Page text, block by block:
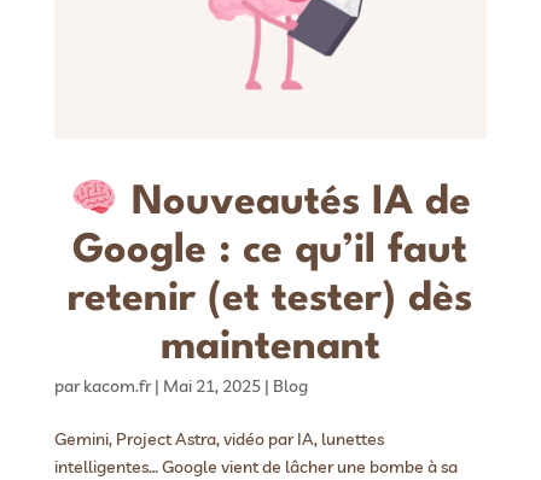
Nouveautés IA de
Google : ce qu’il faut
retenir (et tester) dès
maintenant
parkacom.fr| Mai 21, 2025| Blog
Gemini, Project Astra, vidéo par IA, lunettes
intelligentes… Google vient de lâcher une bombe à sa